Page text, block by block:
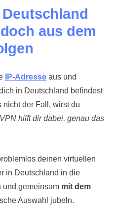
aus dem
IP-Adresseaus und
in Deutschland befindest
nicht der Fall, wirst du
hilft dir dabei, genau das
deinen virtuellen
in Deutschland in die
und gemeinsam mit dem
Auswahl jubeln.